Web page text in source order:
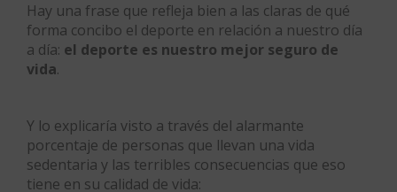
Hay una frase que refleja bien a las claras de qué
forma concibo el deporte en relación a nuestro día
a día: el deporte es nuestro mejor seguro de
vida.
Y lo explicaría visto a través del alarmante
porcentaje de personas que llevan una vida
sedentaria y las terribles consecuencias que eso
tiene en su calidad de vida: